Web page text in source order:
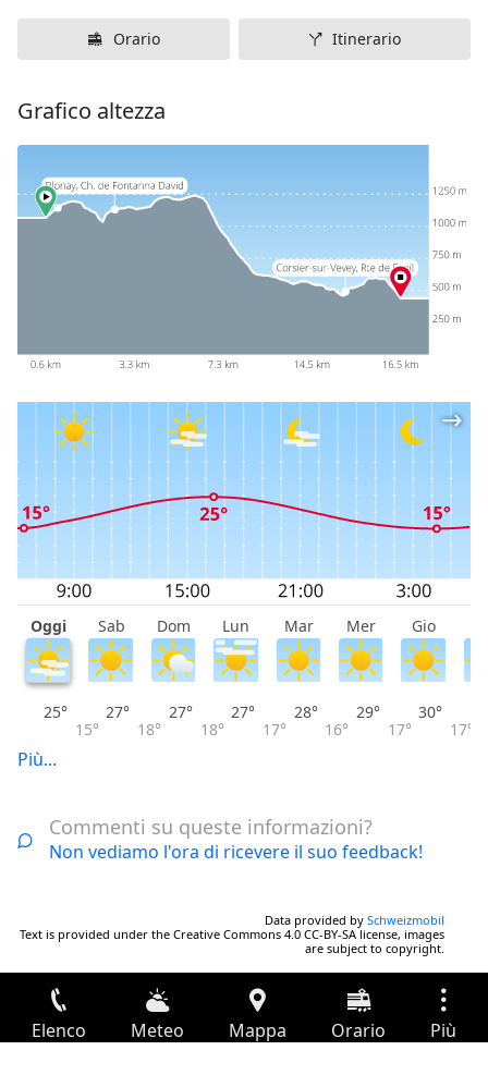
Orario Itinerario
Grafico altezza
Oggi Sab Dom Lun Mar Mer Gio
25°
15°
27°
18°
27°
18°
27°
17°
28°
16°
29°
17°
30°
17°
Più...
Commenti su queste informazioni?
Non vediamo l'ora di ricevere il suo feedback!
Data provided by Schweizmobil
Text is provided under the Creative Commons 4.0 CC-BY-SA license, images
are subject to copyright.
Elenco Meteo Mappa Orario Più